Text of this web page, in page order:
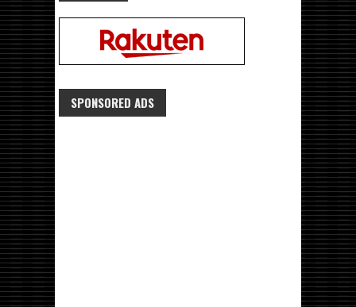
SPONSORED ADS